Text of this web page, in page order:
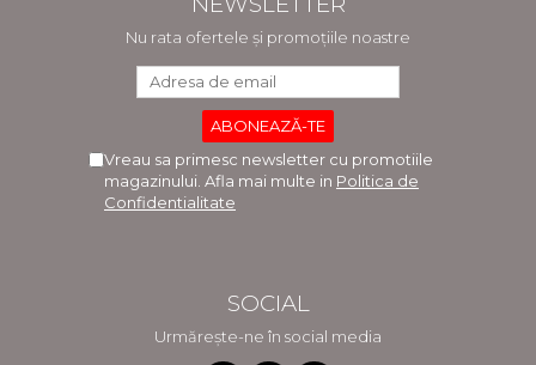
Nu rata ofertele și promoțiile noastre
Vreau sa primesc newsletter cu promotiile
magazinului. Afla mai multe in Politica de
Confidentialitate
SOCIAL
Urmărește-ne în social media